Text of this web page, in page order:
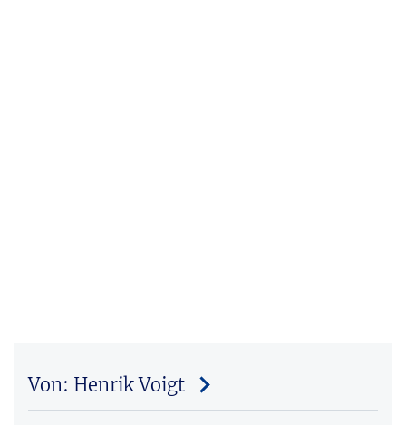
Von: Henrik Voigt